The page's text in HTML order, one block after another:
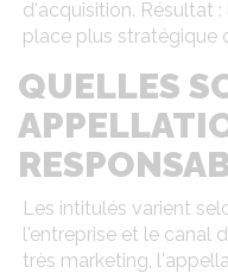
d'acquisition. Résultat
place plus stratégique
QUELLES
Les intitulés varient
l'entreprise et le canal
très marketing,